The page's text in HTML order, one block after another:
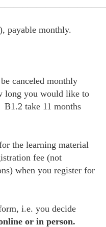
payable monthly.
canceled monthly
long you would like to
take 11 months
the learning material
fee (not
when you register for
i.e. you decide
or in person.